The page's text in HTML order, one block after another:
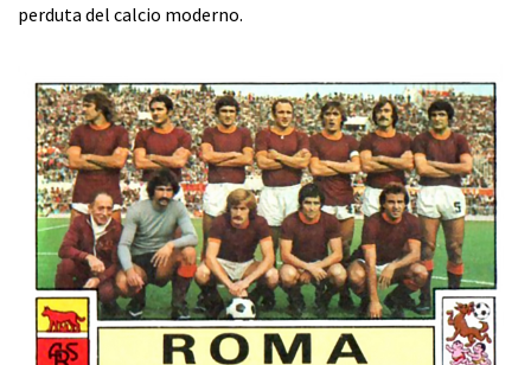
perduta del calcio moderno.